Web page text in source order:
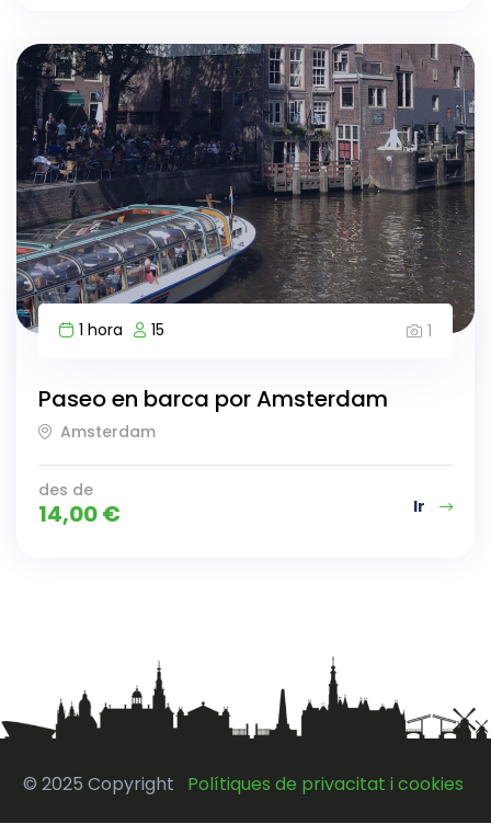
1 hora 15 1
Paseo en barca por Amsterdam
Amsterdam
des de
14,00€ Ir
© 2025 Copyright Polítiques de privacitat i cookies